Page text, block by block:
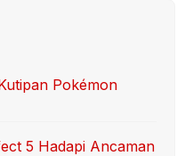
Pokémon
5 Hadapi Ancaman